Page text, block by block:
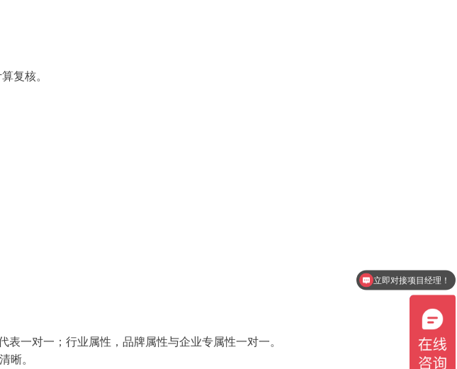
复核。
一对一；行业属性，品牌属性与企业专属性一对一。
晰。
立即对接项目经理！